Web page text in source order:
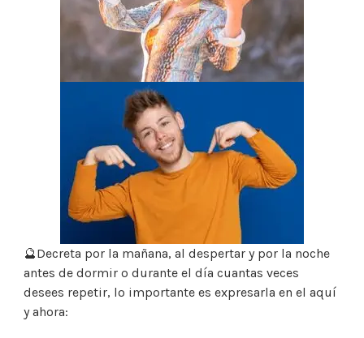
🔮Decreta por la mañana, al despertar y por la noche
antes de dormir o durante el día cuantas veces
desees repetir, lo importante es expresarla en el aquí
y ahora: